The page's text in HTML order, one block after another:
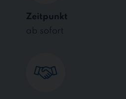
Zeitpunkt
ab sofort